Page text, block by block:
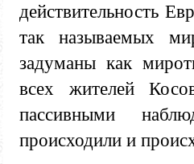
действительность
так называемых
задуманы как
всех жителей
пассивными
происходили и